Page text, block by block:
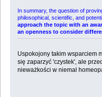
In summary, the question of
philosophical, scientific, and
approach the topic with an
an openness to consider
Uspokojony takim wsparciem
się zaparzyć 'czystek', ale
nieważkości w niemal